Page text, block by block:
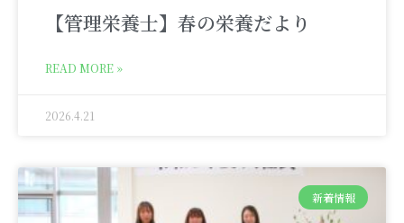
【管理栄養士】春の栄養だより
READ MORE »
2026.4.21
新着情報